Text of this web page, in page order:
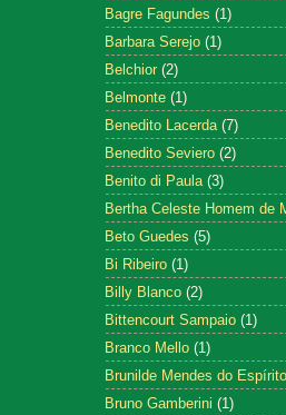
Bagre Fagundes (1)
Barbara Serejo (1)
Belchior (2)
Belmonte (1)
Benedito Lacerda (7)
Benedito Seviero (2)
Benito di Paula (3)
Bertha Celeste Homem de
Beto Guedes (5)
Bi Ribeiro (1)
Billy Blanco (2)
Bittencourt Sampaio (1)
Branco Mello (1)
Brunilde Mendes do
Bruno Gamberini (1)